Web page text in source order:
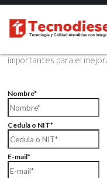
Contáctenos Vía
Envíenos sus datos con
importantes para el
Nombre*
Cedula o NIT*
E-mail*